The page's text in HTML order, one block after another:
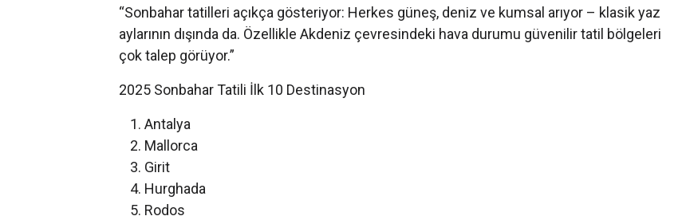
“Sonbahar tatilleri açıkça gösteriyor: Herkes güneş, deniz ve kumsal arıyor – klasik yaz
aylarının dışında da. Özellikle Akdeniz çevresindeki hava durumu güvenilir tatil bölgeleri
çok talep görüyor.”
2025 Sonbahar Tatili İlk 10 Destinasyon
Antalya
Mallorca
Girit
Hurghada
Rodos